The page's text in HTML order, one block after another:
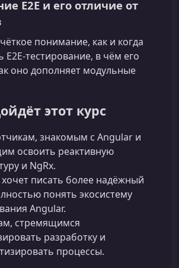
E2E и его отличие от
понимание, как и когда
E2E‑тестирование, в чём его
оно дополняет модульные
этот курс
знакомым с Angular и
освоить реактивную
и NgRx.
хочет писать более надёжный
понять экосистему
Angular.
стремящимся
разработку и
процессы.